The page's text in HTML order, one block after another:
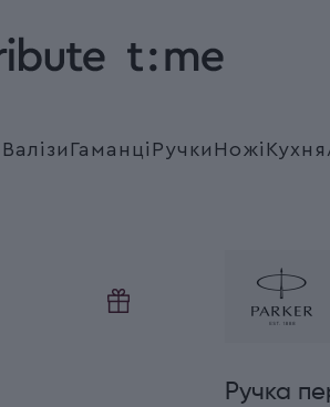
Валізи Гаманці Ручки Ножі Кухня
Ручка